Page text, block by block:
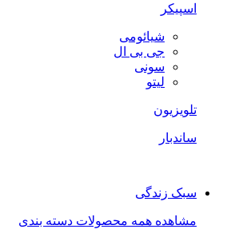
اسپیکر
شیائومی
جی بی ال
سونی
لیتو
تلویزیون
ساندبار
سبک زندگی
مشاهده همه محصولات دسته بندی